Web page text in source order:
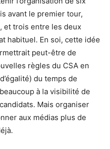
avant le premier tour,
et trois entre les deux
habituel. En soi, cette idée
peut-être de
règles du CSA en
du temps de
à la visibilité de
Mais organiser
aux médias plus de